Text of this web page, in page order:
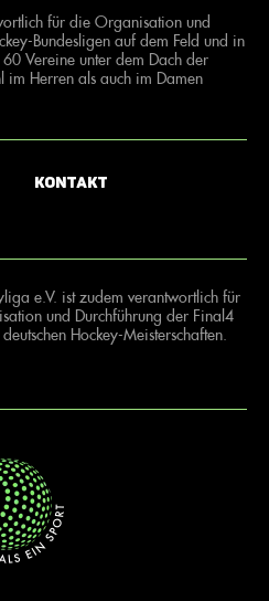
für die Organisation und
Bundesligen auf dem Feld und in
Vereine unter dem Dach der
Herren als auch im Damen
Kontakt
e.V. ist zudem verantwortlich für
und Durchführung der Final4
Hockey-Meisterschaften.